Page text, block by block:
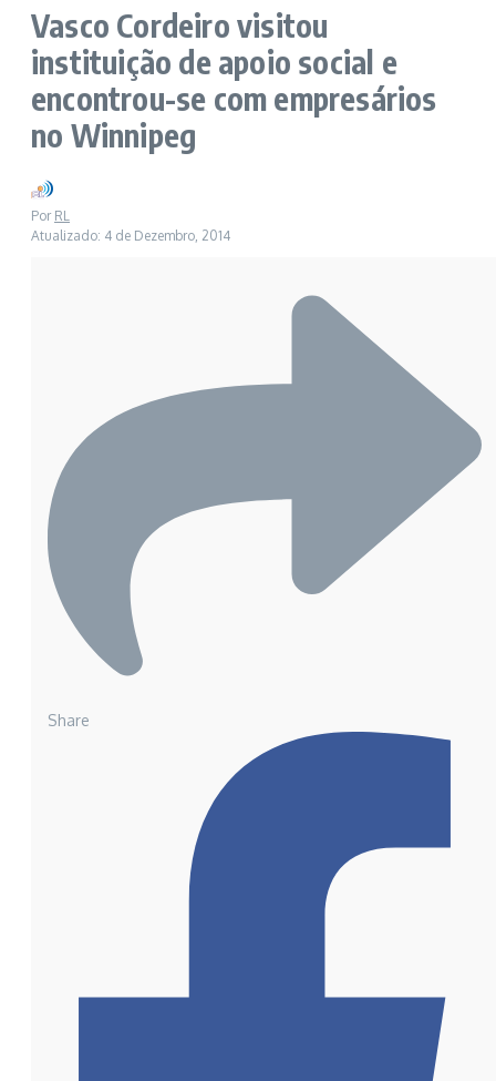
Vasco Cordeiro visitou
instituição de apoio social e
encontrou-se com empresários
no Winnipeg
Por RL
Atualizado: 4 de Dezembro, 2014
Share